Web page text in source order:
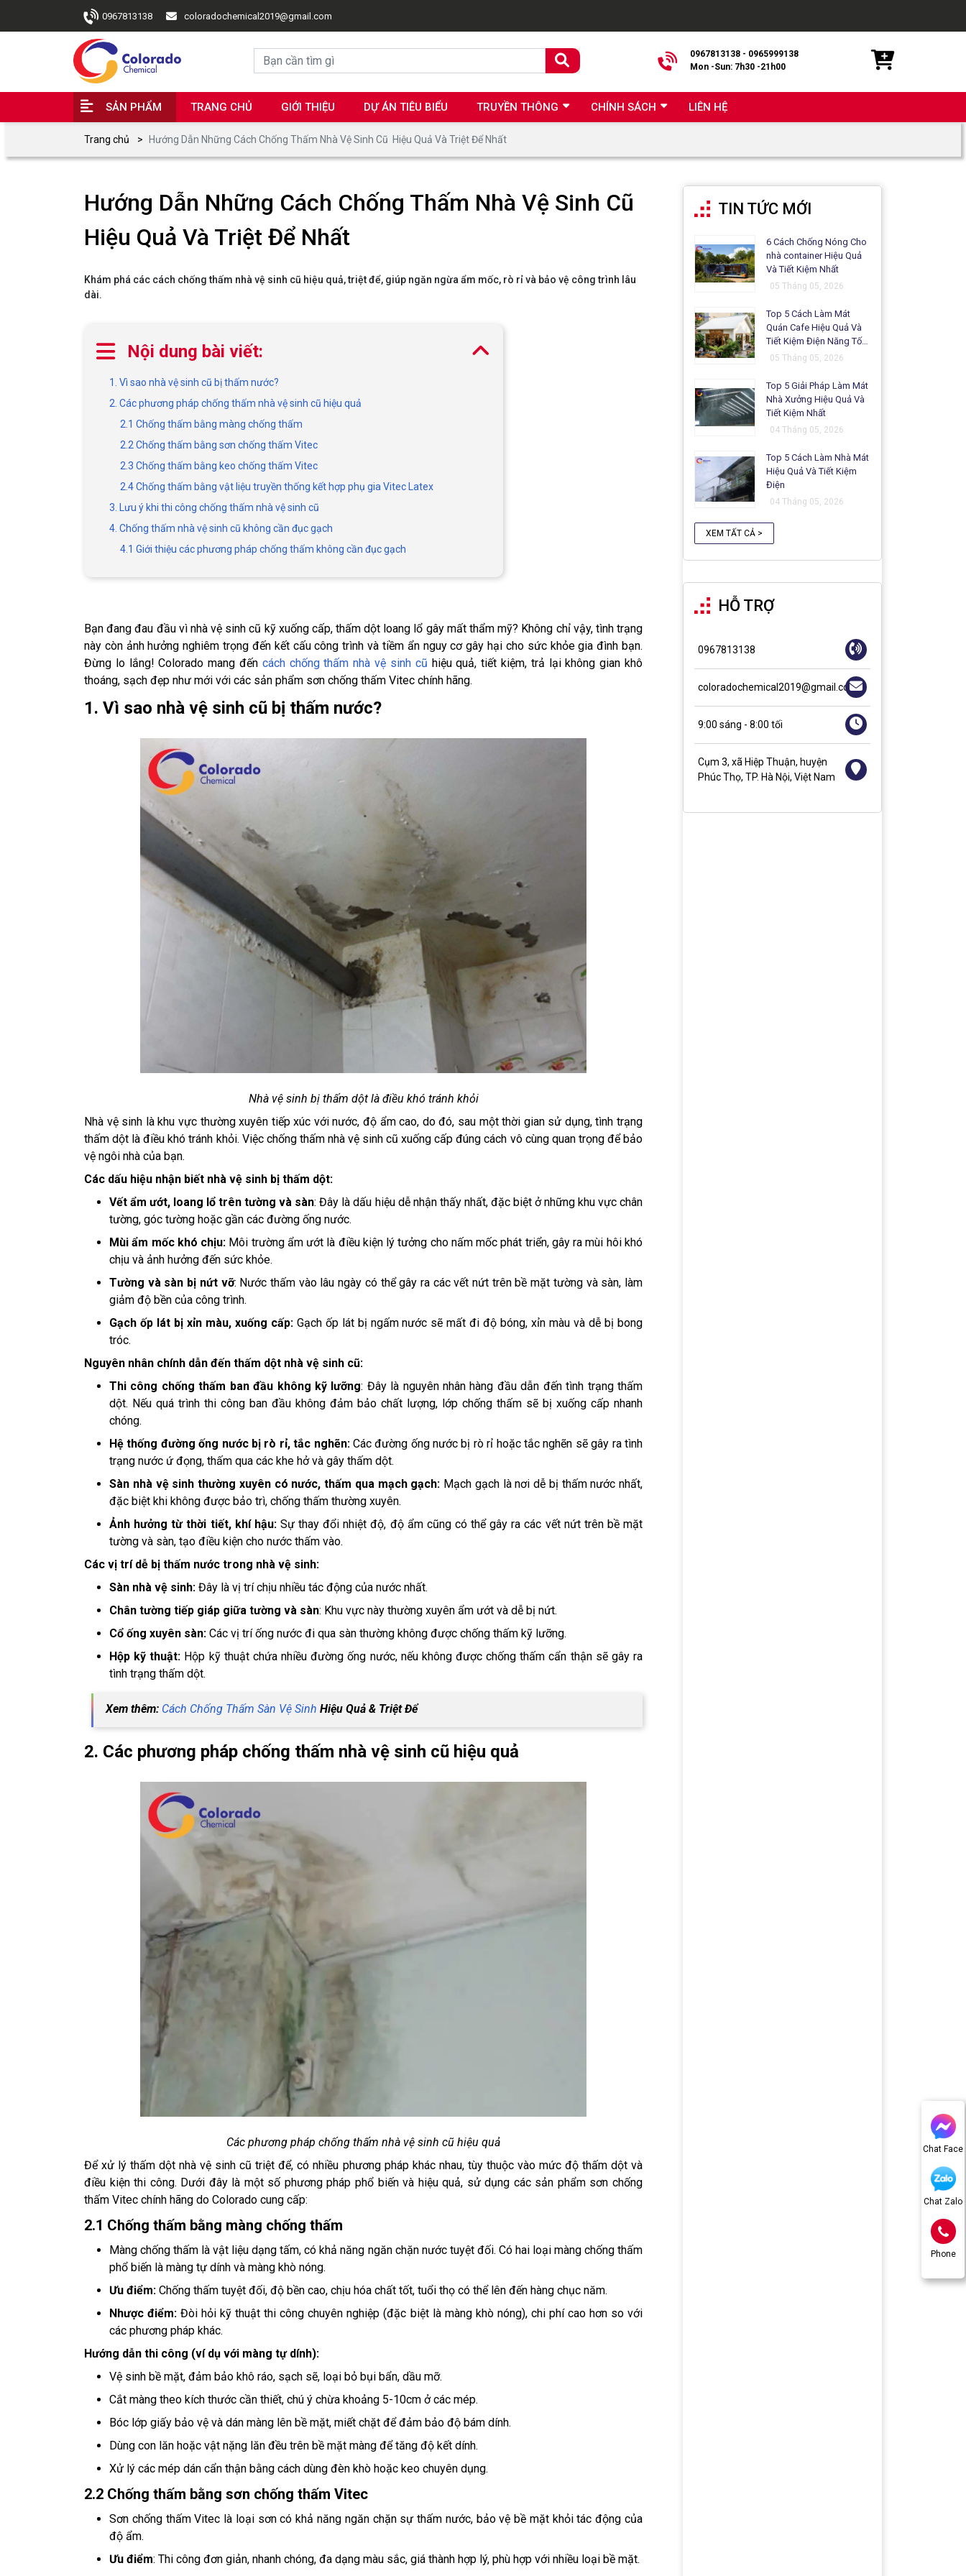
0967813138 coloradochemical2019@gmail.com
0967813138 - 0965999138
Mon -Sun: 7h30 -21h00
SẢN PHẨM TRANG CHỦ GIỚI THIỆU DỰ ÁN TIÊU BIỂU TRUYỀN THÔNG CHÍNH SÁCH LIÊN HỆ
Chat Face
Chat Zalo
Phone
Trang chủ Hướng Dẫn Những Cách Chống Thấm Nhà Vệ Sinh Cũ Hiệu Quả Và Triệt Để Nhất
Hướng Dẫn Những Cách Chống Thấm Nhà Vệ Sinh Cũ
Hiệu Quả Và Triệt Để Nhất
Khám phá các cách chống thấm nhà vệ sinh cũ hiệu quả, triệt để, giúp ngăn ngừa ẩm mốc, rò rỉ và bảo vệ công trình lâu
dài.
Nội dung bài viết:
1. Vì sao nhà vệ sinh cũ bị thấm nước?
2. Các phương pháp chống thấm nhà vệ sinh cũ hiệu quả
2.1 Chống thấm bằng màng chống thấm
2.2 Chống thấm bằng sơn chống thấm Vitec
2.3 Chống thấm bằng keo chống thấm Vitec
2.4 Chống thấm bằng vật liệu truyền thống kết hợp phụ gia Vitec Latex
3. Lưu ý khi thi công chống thấm nhà vệ sinh cũ
4. Chống thấm nhà vệ sinh cũ không cần đục gạch
4.1 Giới thiệu các phương pháp chống thấm không cần đục gạch
Bạn đang đau đầu vì nhà vệ sinh cũ kỹ xuống cấp, thấm dột loang lổ gây mất thẩm mỹ? Không chỉ vậy, tình trạng
này còn ảnh hưởng nghiêm trọng đến kết cấu công trình và tiềm ẩn nguy cơ gây hại cho sức khỏe gia đình bạn.
Đừng lo lắng! Colorado mang đến cách chống thấm nhà vệ sinh cũ hiệu quả, tiết kiệm, trả lại không gian khô
thoáng, sạch đẹp như mới với các sản phẩm sơn chống thấm Vitec chính hãng.
1. Vì sao nhà vệ sinh cũ bị thấm nước?
Nhà vệ sinh bị thấm dột là điều khó tránh khỏi
Nhà vệ sinh là khu vực thường xuyên tiếp xúc với nước, độ ẩm cao, do đó, sau một thời gian sử dụng, tình trạng
thấm dột là điều khó tránh khỏi. Việc chống thấm nhà vệ sinh cũ xuống cấp đúng cách vô cùng quan trọng để bảo
vệ ngôi nhà của bạn.
Các dấu hiệu nhận biết nhà vệ sinh bị thấm dột:
Vết ẩm ướt, loang lổ trên tường và sàn: Đây là dấu hiệu dễ nhận thấy nhất, đặc biệt ở những khu vực chân
tường, góc tường hoặc gần các đường ống nước.
Mùi ẩm mốc khó chịu: Môi trường ẩm ướt là điều kiện lý tưởng cho nấm mốc phát triển, gây ra mùi hôi khó
chịu và ảnh hưởng đến sức khỏe.
Tường và sàn bị nứt vỡ: Nước thấm vào lâu ngày có thể gây ra các vết nứt trên bề mặt tường và sàn, làm
giảm độ bền của công trình.
Gạch ốp lát bị xỉn màu, xuống cấp:Gạch ốp lát bị ngấm nước sẽ mất đi độ bóng, xỉn màu và dễ bị bong
tróc.
Nguyên nhân chính dẫn đến thấm dột nhà vệ sinh cũ:
Thi công chống thấm ban đầu không kỹ lưỡng: Đây là nguyên nhân hàng đầu dẫn đến tình trạng thấm
dột. Nếu quá trình thi công ban đầu không đảm bảo chất lượng, lớp chống thấm sẽ bị xuống cấp nhanh
chóng.
Hệ thống đường ống nước bị rò rỉ, tắc nghẽn:Các đường ống nước bị rò rỉ hoặc tắc nghẽn sẽ gây ra tình
trạng nước ứ đọng, thấm qua các khe hở và gây thấm dột.
Sàn nhà vệ sinh thường xuyên có nước, thấm qua mạch gạch: Mạch gạch là nơi dễ bị thấm nước nhất,
đặc biệt khi không được bảo trì, chống thấm thường xuyên.
Ảnh hưởng từ thời tiết, khí hậu: Sự thay đổi nhiệt độ, độ ẩm cũng có thể gây ra các vết nứt trên bề mặt
tường và sàn, tạo điều kiện cho nước thấm vào.
Các vị trí dễ bị thấm nước trong nhà vệ sinh:
Sàn nhà vệ sinh: Đây là vị trí chịu nhiều tác động của nước nhất.
Chân tường tiếp giáp giữa tường và sàn: Khu vực này thường xuyên ẩm ướt và dễ bị nứt.
Cổ ống xuyên sàn: Các vị trí ống nước đi qua sàn thường không được chống thấm kỹ lưỡng.
Hộp kỹ thuật: Hộp kỹ thuật chứa nhiều đường ống nước, nếu không được chống thấm cẩn thận sẽ gây ra
tình trạng thấm dột.
Xem thêm: Cách Chống Thấm Sàn Vệ Sinh Hiệu Quả & Triệt Để
2. Các phương pháp chống thấm nhà vệ sinh cũ hiệu quả
Các phương pháp chống thấm nhà vệ sinh cũ hiệu quả
Để xử lý thấm dột nhà vệ sinh cũ triệt để, có nhiều phương pháp khác nhau, tùy thuộc vào mức độ thấm dột và
điều kiện thi công. Dưới đây là một số phương pháp phổ biến và hiệu quả, sử dụng các sản phẩm sơn chống
thấm Vitec chính hãng do Colorado cung cấp:
2.1 Chống thấm bằng màng chống thấm
Màng chống thấm là vật liệu dạng tấm, có khả năng ngăn chặn nước tuyệt đối. Có hai loại màng chống thấm
phổ biến là màng tự dính và màng khò nóng.
Ưu điểm: Chống thấm tuyệt đối, độ bền cao, chịu hóa chất tốt, tuổi thọ có thể lên đến hàng chục năm.
Nhược điểm: Đòi hỏi kỹ thuật thi công chuyên nghiệp (đặc biệt là màng khò nóng), chi phí cao hơn so với
các phương pháp khác.
Hướng dẫn thi công (ví dụ với màng tự dính):
Vệ sinh bề mặt, đảm bảo khô ráo, sạch sẽ, loại bỏ bụi bẩn, dầu mỡ.
Cắt màng theo kích thước cần thiết, chú ý chừa khoảng 5-10cm ở các mép.
Bóc lớp giấy bảo vệ và dán màng lên bề mặt, miết chặt để đảm bảo độ bám dính.
Dùng con lăn hoặc vật nặng lăn đều trên bề mặt màng để tăng độ kết dính.
Xử lý các mép dán cẩn thận bằng cách dùng đèn khò hoặc keo chuyên dụng.
2.2 Chống thấm bằng sơn chống thấm Vitec
Sơn chống thấm Vitec là loại sơn có khả năng ngăn chặn sự thấm nước, bảo vệ bề mặt khỏi tác động của
độ ẩm.
Ưu điểm: Thi công đơn giản, nhanh chóng, đa dạng màu sắc, giá thành hợp lý, phù hợp với nhiều loại bề mặt.
TIN TỨC MỚI
6 Cách Chống Nóng Cho
nhà container Hiệu Quả
Và Tiết Kiệm Nhất
05 Tháng 05, 2026
Top 5 Cách Làm Mát
Quán Cafe Hiệu Quả Và
Tiết Kiệm Điện Năng Tối
Ưu
05 Tháng 05, 2026
Top 5 Giải Pháp Làm Mát
Nhà Xưởng Hiệu Quả Và
Tiết Kiệm Nhất
04 Tháng 05, 2026
Top 5 Cách Làm Nhà Mát
Hiệu Quả Và Tiết Kiệm
Điện
04 Tháng 05, 2026
XEM TẤT CẢ >
HỖ TRỢ
0967813138
coloradochemical2019@gmail.com
9:00 sáng - 8:00 tối
Cụm 3, xã Hiệp Thuận, huyện
Phúc Thọ, TP. Hà Nội, Việt Nam